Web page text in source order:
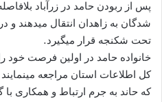
پس از ربودن حامد در زرآباد
شدگان به زاهدان انتقال میدهند و
تحت شکنجه قرار میگیرد.
خانواده حامد در اولین فرصت خود
کل اطلاعات استان مراجعه مینمایند
که حاند به جرم ارتباط و همکاری